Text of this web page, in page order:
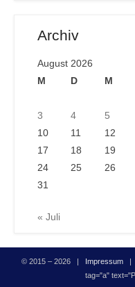
Archiv
August 2026
M
D M
3
4 5
10
11 12
17
18 19
24
25 26
31
« Juli
© 2015 – 2026 | Impressum|
tag="a"